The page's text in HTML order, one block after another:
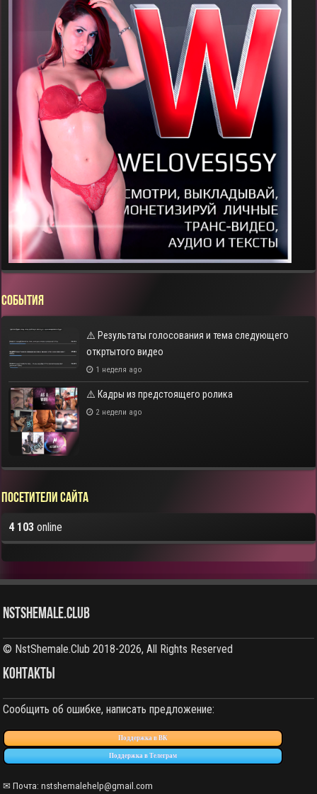
СОБЫТИЯ
⚠️ Результаты голосования и тема следующего
откртытого видео
1 неделя ago
⚠️ Кадры из предстоящего ролика
2 недели ago
Посетители сайта
4 103 online
NstShemale.Club
© NstShemale.Club 2018-2026, All Rights Reserved
КОНТАКТЫ
Сообщить об ошибке, написать предложение:
Поддержка в ВК
Поддержка в Телеграм
✉ Почта: nstshemalehelp@gmail.com